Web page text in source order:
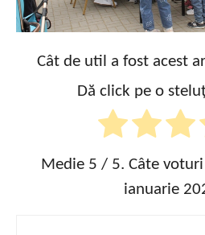
Cât de util a fost acest
Dă click pe o
Medie 5 / 5. Câte
ianuarie